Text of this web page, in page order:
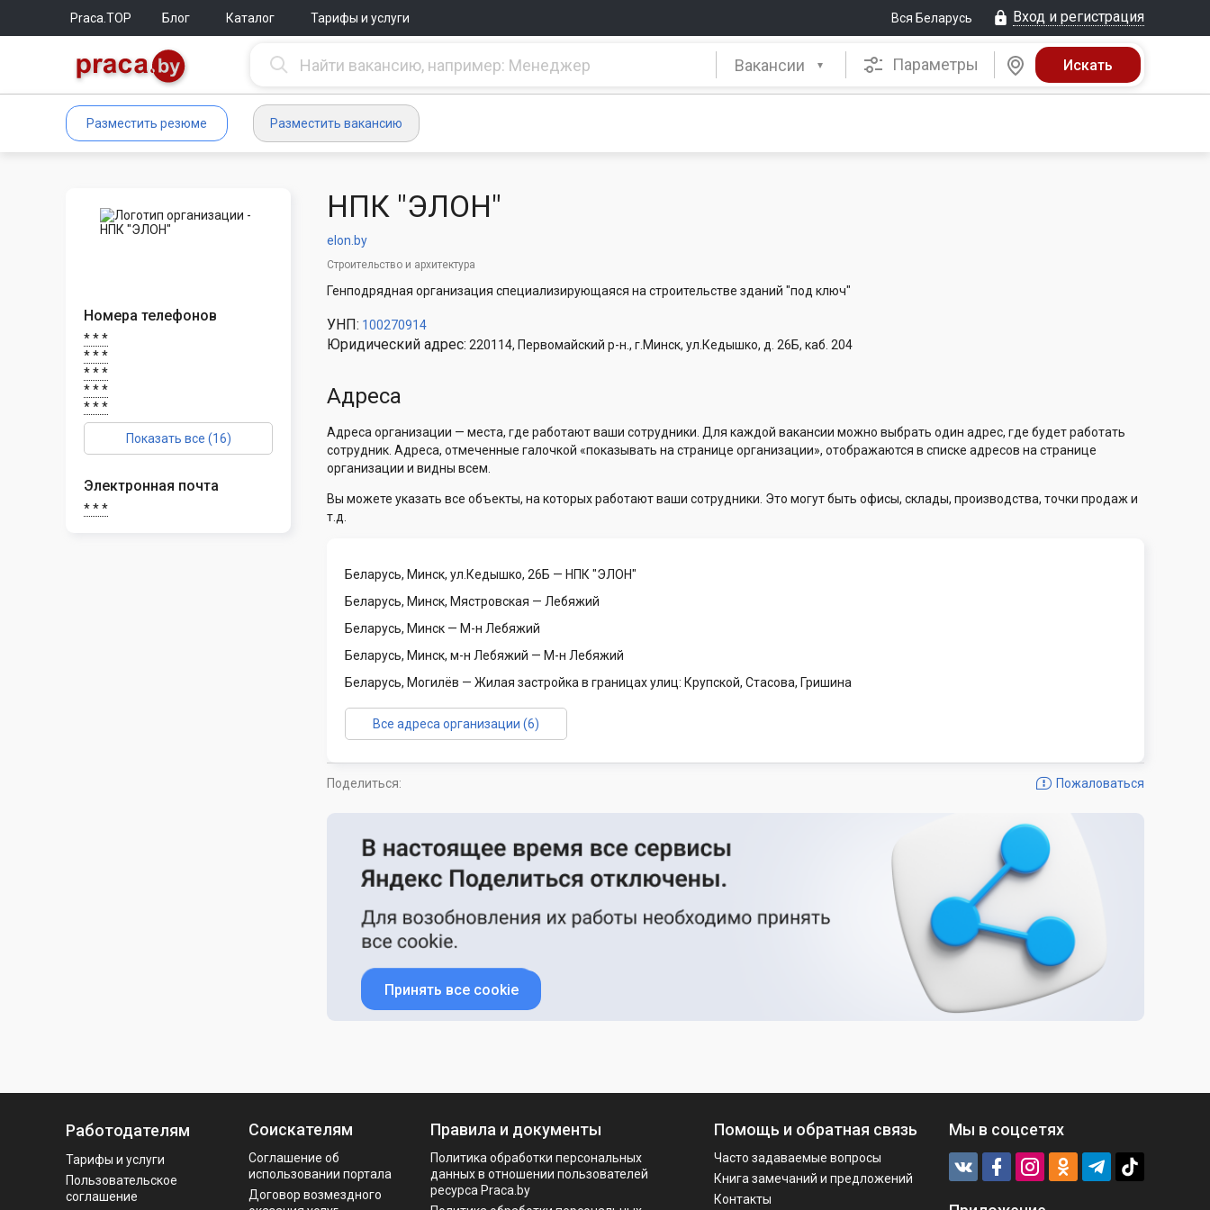
Praca.TOP Блог Каталог Тарифы и услуги Вся Беларусь Вход и регистрация
Вакансии Параметры
Разместить резюме Разместить вакансию
Номера телефонов
* * *
* * *
* * *
* * *
* * *
Показать все (16)
Электронная почта
* * *
НПК "ЭЛОН"
elon.by
Строительство и архитектура
Генподрядная организация специализирующаяся на строительстве зданий "под ключ"
УНП: 100270914
Юридический адрес: 220114, Первомайский р-н., г.Минск, ул.Кедышко, д. 26Б, каб. 204
Адреса
Адреса организации — места, где работают ваши сотрудники. Для каждой вакансии можно выбрать один адрес, где будет работать
сотрудник. Адреса, отмеченные галочкой «показывать на странице организации», отображаются в списке адресов на странице
организации и видны всем.
Вы можете указать все объекты, на которых работают ваши сотрудники. Это могут быть офисы, склады, производства, точки продаж и
т.д.
Беларусь, Минск, ул.Кедышко, 26Б — НПК "ЭЛОН"
Беларусь, Минск, Мястровская — Лебяжий
Беларусь, Минск — М-н Лебяжий
Беларусь, Минск, м-н Лебяжий — М-н Лебяжий
Беларусь, Могилёв — Жилая застройка в границах улиц: Крупской, Стасова, Гришина
Все адреса организации (6)
Пожаловаться
Поделиться:
Принять все cookie
Работодателям
Тарифы и услуги
Пользовательское
соглашение
Соискателям
Соглашение об
использовании портала
Договор возмездного
Правила и документы
Политика обработки персональных
данных в отношении пользователей
ресурса Praca.by
Помощь и обратная связь
Часто задаваемые вопросы
Книга замечаний и предложений
Контакты
Мы в соцсетях